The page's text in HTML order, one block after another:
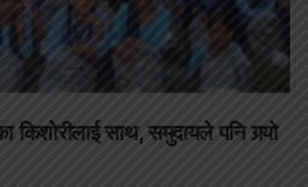
किशोरीलाई साथ, समुदायले पनि गर्‍यो